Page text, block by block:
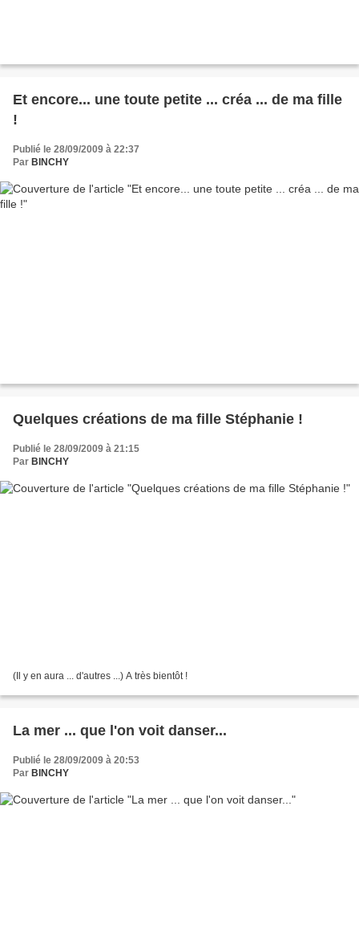
Et encore... une toute petite ... créa ... de ma fille
!
Publié le 28/09/2009 à 22:37
Par BINCHY
Quelques créations de ma fille Stéphanie !
Publié le 28/09/2009 à 21:15
Par BINCHY
(Il y en aura ... d'autres ...) A très bientôt !
La mer ... que l'on voit danser...
Publié le 28/09/2009 à 20:53
Par BINCHY